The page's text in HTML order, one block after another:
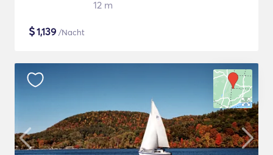
12 m
$1,139 /Nacht